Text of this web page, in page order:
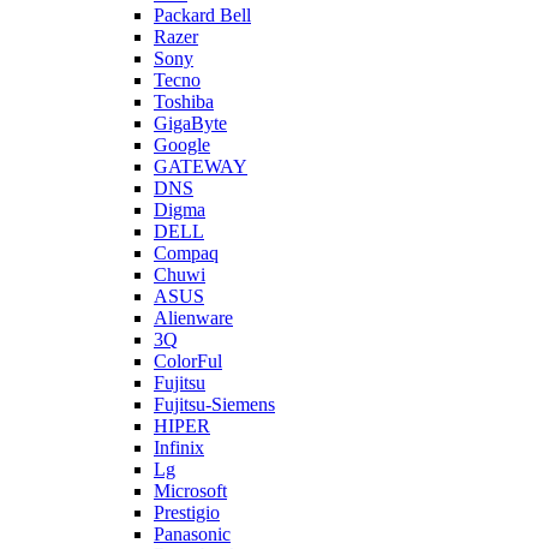
Packard Bell
Razer
Sony
Tecno
Toshiba
GigaByte
Google
GATEWAY
DNS
Digma
DELL
Compaq
Chuwi
ASUS
Alienware
3Q
ColorFul
Fujitsu
Fujitsu-Siemens
HIPER
Infinix
Lg
Microsoft
Prestigio
Panasonic